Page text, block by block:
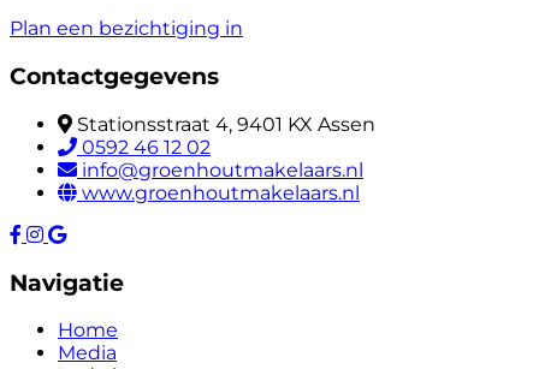
Plan een bezichtiging in
Contactgegevens
Stationsstraat 4, 9401 KX Assen
0592 46 12 02
info@groenhoutmakelaars.nl
www.groenhoutmakelaars.nl
Navigatie
Home
Media